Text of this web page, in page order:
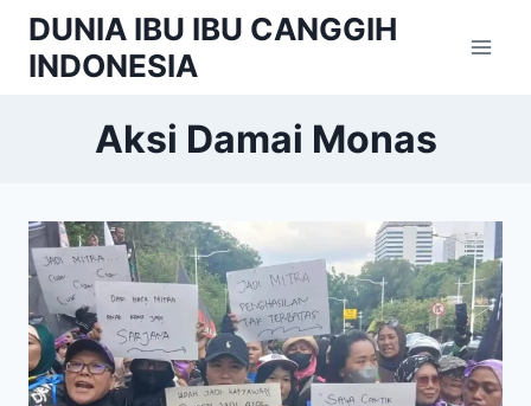
Skip
content
DUNIA IBU IBU CANGGIH
INDONESIA
Aksi Damai Monas